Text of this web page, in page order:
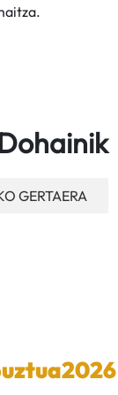
GERTAERA
2026